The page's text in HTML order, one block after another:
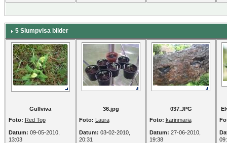
5 Slumpvisa bilder
Gullviva
Foto: Red Top
Datum: 09-05-2010,
13:03
36.jpg
Foto: Laura
Datum: 03-02-2010,
20:31
037.JPG
Foto: karinmaria
Datum: 27-06-2010,
19:38